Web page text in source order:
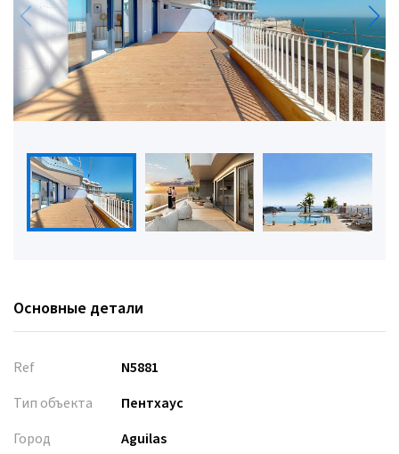
Основные детали
Ref
N5881
Тип объекта
Пентхаус
Город
Aguilas